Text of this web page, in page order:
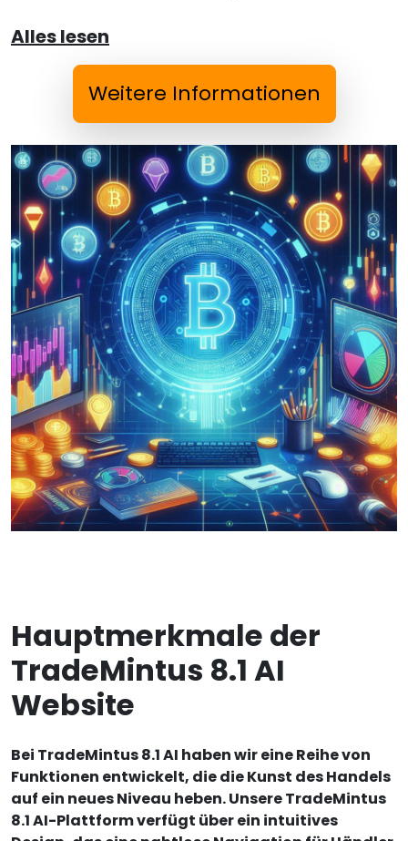
Alles lesen
Weitere Informationen
Hauptmerkmale der
TradeMintus 8.1 AI
Website
Bei TradeMintus 8.1 AI haben wir eine Reihe von
Funktionen entwickelt, die die Kunst des Handels
auf ein neues Niveau heben. Unsere TradeMintus
8.1 AI-Plattform verfügt über ein intuitives